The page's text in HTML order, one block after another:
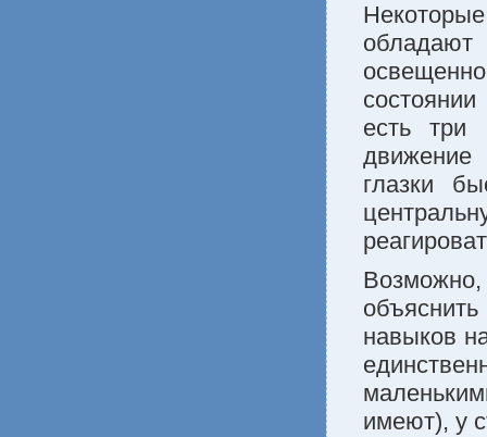
есть три
глазки
навыков
имеют), у